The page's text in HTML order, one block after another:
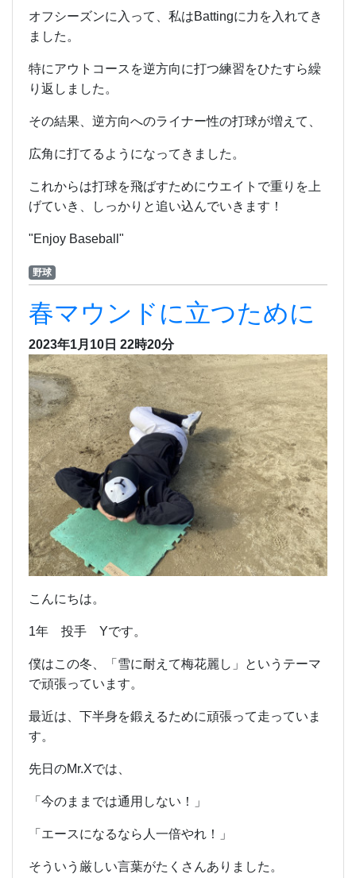
オフシーズンに入って、私はBattingに力を入れてき
ました。
特にアウトコースを逆方向に打つ練習をひたすら繰
り返しました。
その結果、逆方向へのライナー性の打球が増えて、
広角に打てるようになってきました。
これからは打球を飛ばすためにウエイトで重りを上
げていき、しっかりと追い込んでいきます！
"Enjoy Baseball"
野球
春マウンドに立つために
2023年1月10日 22時20分
こんにちは。
1年 投手 Yです。
僕はこの冬、「雪に耐えて梅花麗し」というテーマ
で頑張っています。
最近は、下半身を鍛えるために頑張って走っていま
す。
先日のMr.Xでは、
「今のままでは通用しない！」
「エースになるなら人一倍やれ！」
そういう厳しい言葉がたくさんありました。